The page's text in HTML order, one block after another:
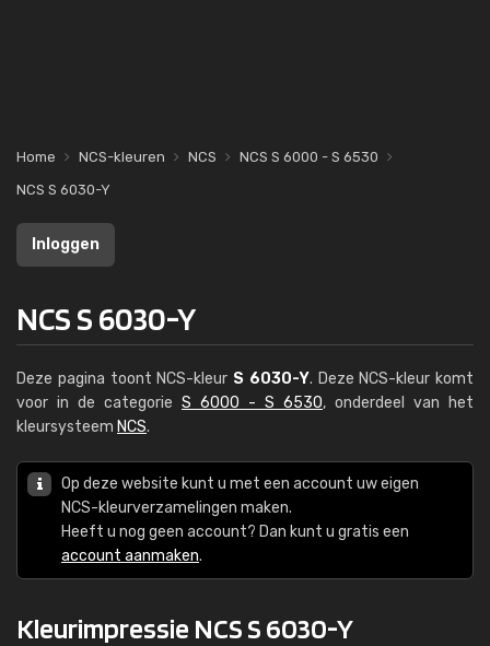
Home NCS-kleuren NCS
NCS S 6000 - S 6530
NCS S 6030-Y
Inloggen
NCS S 6030-Y
Deze pagina toont NCS-kleur S 6030-Y. Deze NCS-kleur komt
voor in de categorie S 6000 - S 6530, onderdeel van het
kleursysteem NCS.
Op deze website kunt u met een account uw eigen
NCS-kleurverzamelingen maken.
Heeft u nog geen account? Dan kunt u gratis een
account aanmaken.
Kleurimpressie NCS S 6030-Y